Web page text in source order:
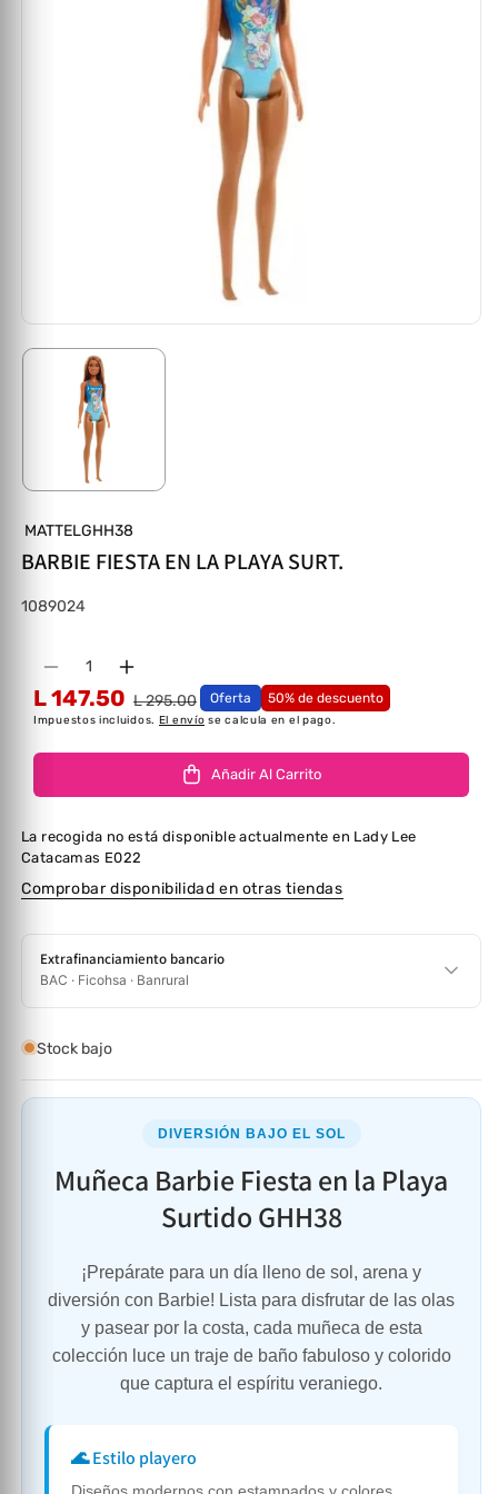
MATTELGHH38
BARBIE FIESTA EN LA PLAYA SURT.
SKU:
1089024
Disminuir cantidad para BARBIE FIESTA EN LA
Cantidad
Aumentar cantidad para BARBIE
L 147.50 L 295.00 Oferta 50% de descuento
Impuestos incluidos. El envío se calcula en el pago.
Añadir Al Carrito
La recogida no está disponible actualmente en Lady Lee
Catacamas E022
Comprobar disponibilidad en otras tiendas
Extrafinanciamiento bancario
BAC · Ficohsa · Banrural
Stock bajo
DIVERSIÓN BAJO EL SOL
Muñeca Barbie Fiesta en la Playa
Surtido GHH38
¡Prepárate para un día lleno de sol, arena y
diversión con Barbie! Lista para disfrutar de las olas
y pasear por la costa, cada muñeca de esta
colección luce un traje de baño fabuloso y colorido
que captura el espíritu veraniego.
🌊 Estilo playero